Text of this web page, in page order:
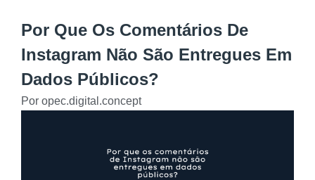
Por Que Os Comentários De
Instagram Não São Entregues Em
Dados Públicos?
Por opec.digital.concept